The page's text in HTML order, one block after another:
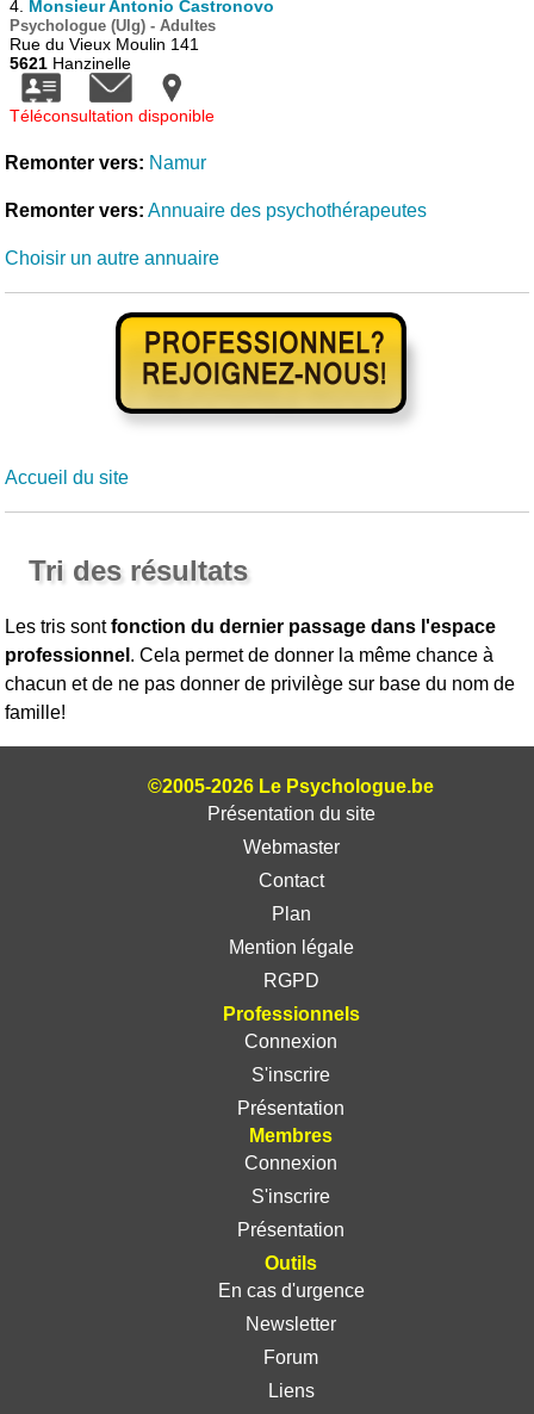
4. Monsieur Antonio Castronovo
Psychologue (Ulg) - Adultes
Rue du Vieux Moulin 141
5621 Hanzinelle
Téléconsultation disponible
Remonter vers: Namur
Remonter vers: Annuaire des psychothérapeutes
Choisir un autre annuaire
Accueil du site
Tri des résultats
Les tris sontfonction du dernier passage dans l'espace
professionnel . Cela permet de donner la même chance à
chacun et de ne pas donner de privilège sur base du nom de
famille!
©2005-2026 Le Psychologue.be
Présentation du site
Webmaster
Contact
Plan
Mention légale
RGPD
Professionnels
Connexion
S'inscrire
Présentation
Membres
Connexion
S'inscrire
Présentation
Outils
En cas d'urgence
Newsletter
Forum
Liens